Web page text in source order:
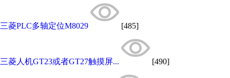
三菱PLC多轴定位M8029 [485]
三菱人机GT23或者GT27触摸屏... [490]